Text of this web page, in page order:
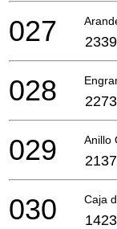
027
028
Anillo
029
Caja
030